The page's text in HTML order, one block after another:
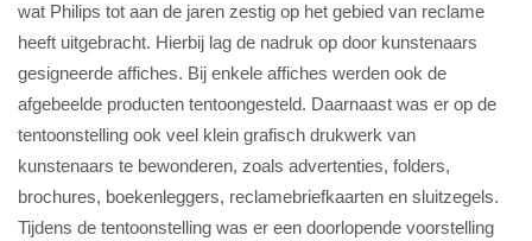
wat Philips tot aan de jaren zestig op het gebied van reclame
heeft uitgebracht. Hierbij lag de nadruk op door kunstenaars
gesigneerde affiches. Bij enkele affiches werden ook de
afgebeelde producten tentoongesteld. Daarnaast was er op de
tentoonstelling ook veel klein grafisch drukwerk van
kunstenaars te bewonderen, zoals advertenties, folders,
brochures, boekenleggers, reclamebriefkaarten en sluitzegels.
Tijdens de tentoonstelling was er een doorlopende voorstelling